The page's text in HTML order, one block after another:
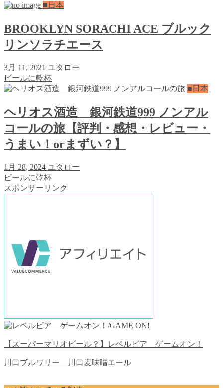
■日本
BROOKLYN SORACHI ACE ブルック
リンソラチエース
3月 11, 2021 ユタロー
ビールに乾杯
■日本
ヘリオス酒造 銀河鉄道999 ノンアル
コールの旅【評判・感想・レビュー・
うまい！orまずい？】
1月 28, 2024 ユタロー
ビールに乾杯
スポンサーリンク
【スーパーマリオビール？】レベルビア ゲームオン！
川口ブルワリー 川口麦味噌エール